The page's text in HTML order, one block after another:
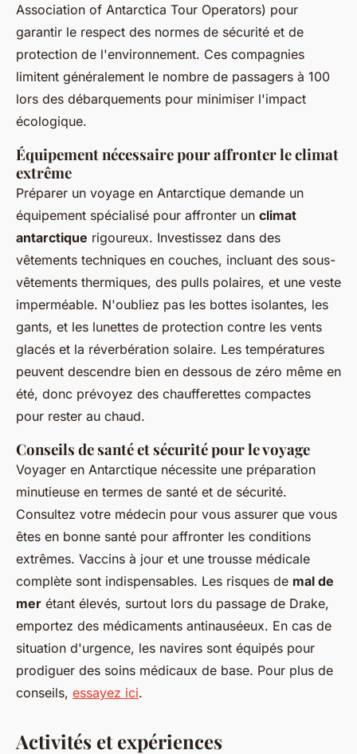
Association of Antarctica Tour Operators) pour
garantir le respect des normes de sécurité et de
protection de l'environnement. Ces compagnies
limitent généralement le nombre de passagers à 100
lors des débarquements pour minimiser l'impact
écologique.
Équipement nécessaire pour affronter le climat
extrême
Préparer un voyage en Antarctique demande un
équipement spécialisé pour affronter un climat
antarctique rigoureux. Investissez dans des
vêtements techniques en couches, incluant des sous-
vêtements thermiques, des pulls polaires, et une veste
imperméable. N'oubliez pas les bottes isolantes, les
gants, et les lunettes de protection contre les vents
glacés et la réverbération solaire. Les températures
peuvent descendre bien en dessous de zéro même en
été, donc prévoyez des chaufferettes compactes
pour rester au chaud.
Conseils de santé et sécurité pour le voyage
Voyager en Antarctique nécessite une préparation
minutieuse en termes de santé et de sécurité.
Consultez votre médecin pour vous assurer que vous
êtes en bonne santé pour affronter les conditions
extrêmes. Vaccins à jour et une trousse médicale
complète sont indispensables. Les risques de mal de
mer étant élevés, surtout lors du passage de Drake,
emportez des médicaments antinauséeux. En cas de
situation d'urgence, les navires sont équipés pour
prodiguer des soins médicaux de base. Pour plus de
conseils, essayez ici.
Activités et expériences